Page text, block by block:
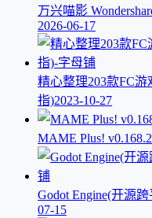
万兴喵影
2026-06-17
精心整理203款FC
指)2023-10-27
MAME Plus!
Godot Engine(开源
07-15